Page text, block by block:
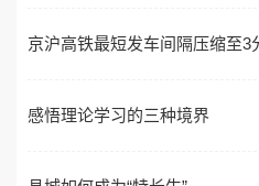
感悟理论学习的三种境界